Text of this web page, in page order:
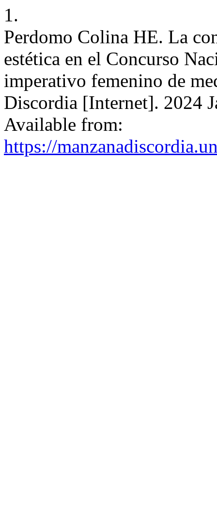
1.
Perdomo Colina HE. La
estética en el Concurso
imperativo femenino de
Discordia [Internet]. 2024
Available from:
https://